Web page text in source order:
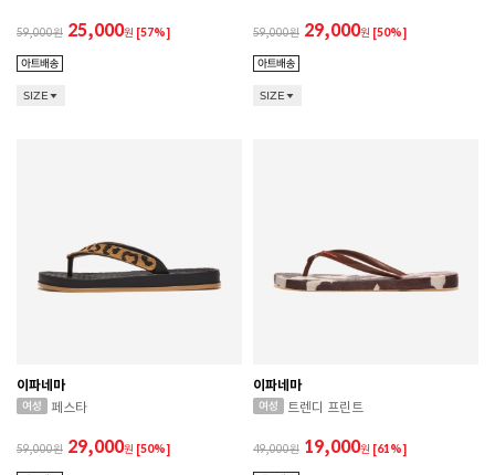
59,000 25,000원 [57%]
SIZE
59,000 29,000원 [50%]
SIZE
이파네마
페스타
59,000 29,000원 [50%]
이파네마
트렌디 프린트
49,000 19,000원 [61%]